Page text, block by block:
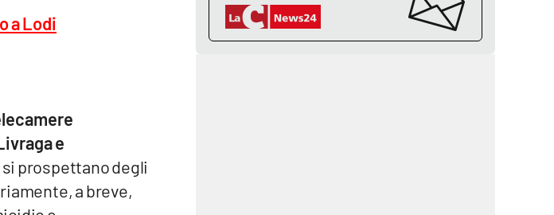
a Lodi
e
si prospettano degli
a breve,